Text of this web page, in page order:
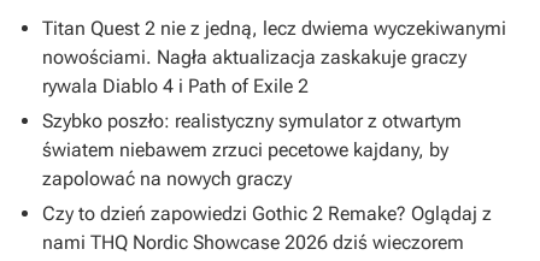
Titan Quest 2 nie z jedną, lecz dwiema wyczekiwanymi
nowościami. Nagła aktualizacja zaskakuje graczy
rywala Diablo 4 i Path of Exile 2
Szybko poszło: realistyczny symulator z otwartym
światem niebawem zrzuci pecetowe kajdany, by
zapolować na nowych graczy
Czy to dzień zapowiedzi Gothic 2 Remake? Oglądaj z
nami THQ Nordic Showcase 2026 dziś wieczorem